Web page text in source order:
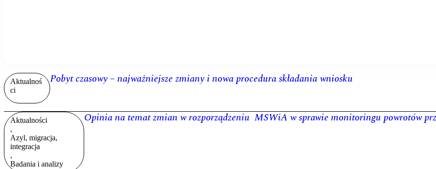
Aktualnoś
ci
Pobyt czasowy – najważniejsze zmiany i nowa procedura składania wniosku
Aktualności
,
Azyl, migracja,
integracja
,
Badania i analizy
Opinia na temat zmian w rozporządzeniu MSWiA w sprawie monitoringu powrotów